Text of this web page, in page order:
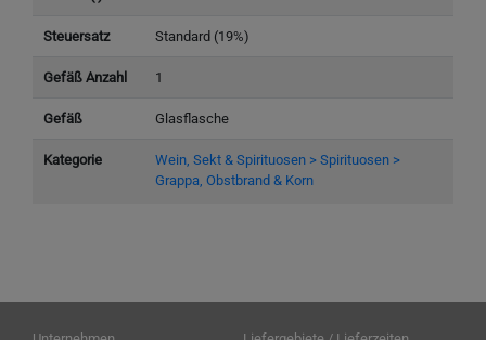
Steuersatz Standard (19%)
Gefäß Anzahl 1
Gefäß Glasflasche
Kategorie
Wein, Sekt & Spirituosen > Spirituosen >
Grappa, Obstbrand & Korn